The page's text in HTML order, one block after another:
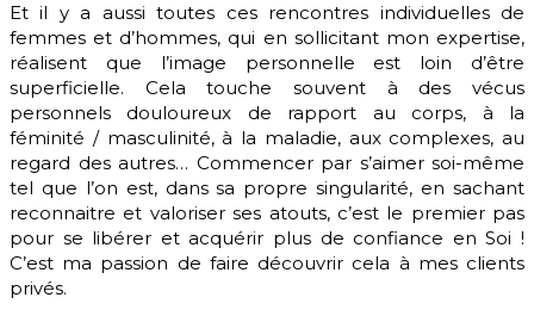
Et il y a aussi toutes ces rencontres individuelles de
femmes et d’hommes, qui en sollicitant mon expertise,
réalisent que l’image personnelle est loin d’être
superficielle. Cela touche souvent à des vécus
personnels douloureux de rapport au corps, à la
féminité / masculinité, à la maladie, aux complexes, au
regard des autres… Commencer par s’aimer soi-même
tel que l’on est, dans sa propre singularité, en sachant
reconnaitre et valoriser ses atouts, c’est le premier pas
pour se libérer et acquérir plus de confiance en Soi !
C’est ma passion de faire découvrir cela à mes clients
privés.